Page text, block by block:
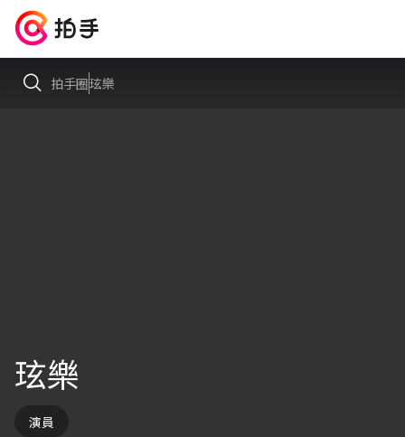
拍手圈玹樂
玹樂
演員